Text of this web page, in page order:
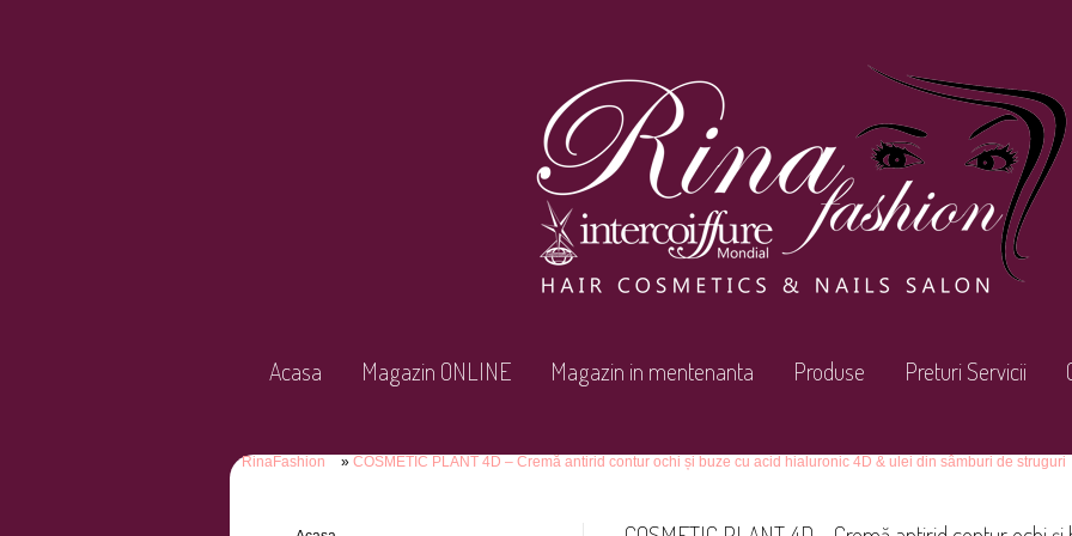
Acasa Magazin ONLINE Magazin in mentenanta Produse Preturi Servicii
RinaFashion COSMETIC PLANT 4D – Cremă antirid contur ochi și buze cu acid hialuronic 4D & ulei din sâmburi de struguri